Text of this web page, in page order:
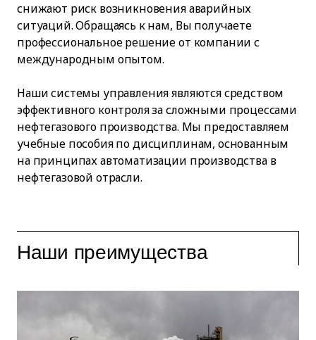
снижают риск возникновения аварийных
ситуаций. Обращаясь к нам, Вы получаете
профессиональное решение от компании с
международным опытом.
Наши системы управления являются средством
эффективного контроля за сложными процессами
нефтегазового производства. Мы предоставляем
учебные пособия по дисциплинам, основанным
на принципах автоматизации производства в
нефтегазовой отрасли.
Наши преимущества